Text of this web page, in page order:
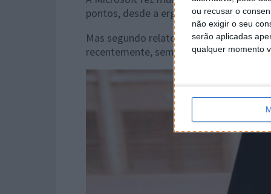
ou recusar o
não exigir o seu
serão aplicadas
qualquer momento
pontos, desde a ergonomia até aos
Mas segundo relatos de vários
recentemente, sem que tenha